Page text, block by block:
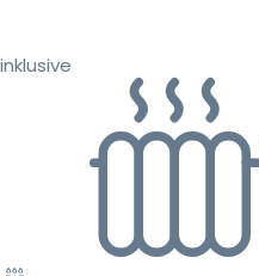
inklusive